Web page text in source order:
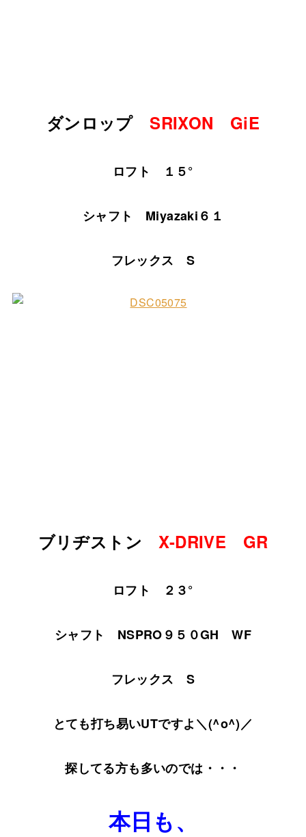
ダンロップSRIXON GiE
ロフト １５°
シャフト Miyazaki６１
フレックス S
ブリヂストンX-DRIVE GR
ロフト ２３°
シャフト NSPRO９５０GH WF
フレックス S
とても打ち易いUTですよ＼(^o^)／
探してる方も多いのでは・・・
本日も、